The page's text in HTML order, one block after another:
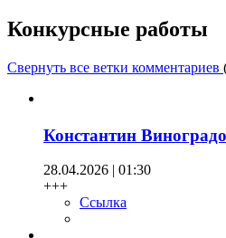
Конкурсные работы
Свернуть все ветки комментариев
Константин
28.04.2026 | 01:30
+++
Ссылка